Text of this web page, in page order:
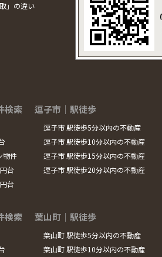
」の違い
検索
物件
台
台
逗子市｜駅徒歩
逗子市 駅徒歩5分以内の不動産
逗子市 駅徒歩10分以内の不動産
逗子市 駅徒歩15分以内の不動産
逗子市 駅徒歩20分以内の不動産
検索 葉山町｜駅徒歩
葉山町 駅徒歩5分以内の不動産
葉山町 駅徒歩10分以内の不動産